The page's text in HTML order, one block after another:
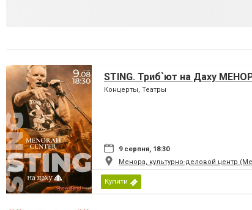
STING. Триб`ют на Даху
Концерты, Театры
9 серпня, 18:30
Менора, культурно-деловой центр
Купити